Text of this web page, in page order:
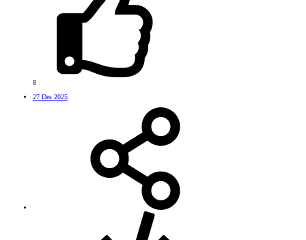
8
27 Des 2025